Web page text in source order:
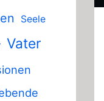
Seele
Vater